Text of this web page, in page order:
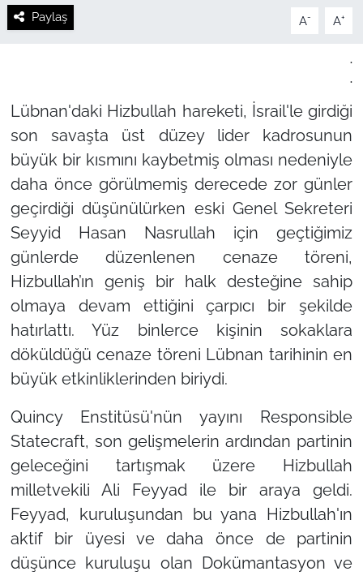
Paylaş A- A+
.
.
Lübnan'daki Hizbullah hareketi, İsrail'le girdiği
son savaşta üst düzey lider kadrosunun
büyük bir kısmını kaybetmiş olması nedeniyle
daha önce görülmemiş derecede zor günler
geçirdiği düşünülürken eski Genel Sekreteri
Seyyid Hasan Nasrullah için geçtiğimiz
günlerde düzenlenen cenaze töreni,
Hizbullah’ın geniş bir halk desteğine sahip
olmaya devam ettiğini çarpıcı bir şekilde
hatırlattı. Yüz binlerce kişinin sokaklara
döküldüğü cenaze töreni Lübnan tarihinin en
büyük etkinliklerinden biriydi.
Quincy Enstitüsü'nün yayını Responsible
Statecraft, son gelişmelerin ardından partinin
geleceğini tartışmak üzere Hizbullah
milletvekili Ali Feyyad ile bir araya geldi.
Feyyad, kuruluşundan bu yana Hizbullah'ın
aktif bir üyesi ve daha önce de partinin
düşünce kuruluşu olan Dokümantasyon ve